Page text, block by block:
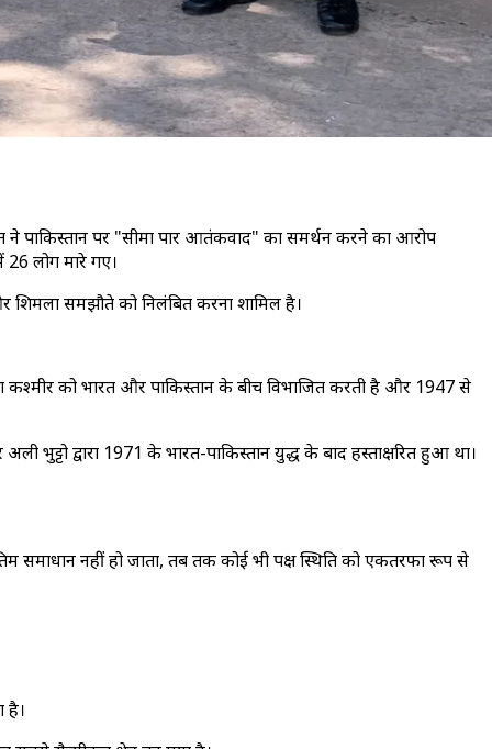
पाकिस्तान पर "सीमा पार आतंकवाद" का समर्थन करने का आरोप
लोग मारे गए।
समझौते को निलंबित करना शामिल है।
कश्मीर को भारत और पाकिस्तान के बीच विभाजित करती है और 1947 से
भुट्टो द्वारा 1971 के भारत-पाकिस्तान युद्ध के बाद हस्ताक्षरित हुआ था।
समाधान नहीं हो जाता, तब तक कोई भी पक्ष स्थिति को एकतरफा रूप से
है।